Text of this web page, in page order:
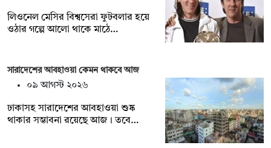
লিওনেল মেসির বিশ্বসেরা ফুটবলার হয়ে
ওঠার গল্পে আলো থাকে মাঠে…
সারাদেশের আবহাওয়া কেমন থাকবে আজ
০৯ আগস্ট ২০২৬
ঢাকাসহ সারাদেশের আবহাওয়া শুষ্ক
থাকার সম্ভাবনা রয়েছে আজ। তবে…